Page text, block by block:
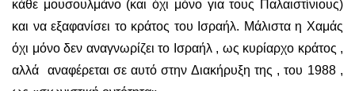
κάθε μουσουλμάνο (και όχι μόνο για τους Παλαιστίνιους)
και να εξαφανίσει το κράτος του Ισραήλ. Μάλιστα η Χαμάς
όχι μόνο δεν αναγνωρίζει το Ισραήλ , ως κυρίαρχο κράτος ,
αλλά αναφέρεται σε αυτό στην Διακήρυξη της , του 1988 ,